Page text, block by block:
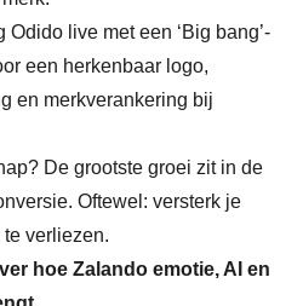
Odido live met een ‘Big bang’-
een herkenbaar logo,
en merkverankering bij
De grootste groei zit in de
Oftewel: versterk je
verliezen.
hoe Zalando emotie, AI en